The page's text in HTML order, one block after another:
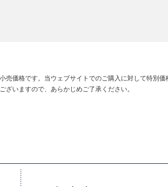
売価格です。当ウェブサイトでのご購入に対して特別
いますので、あらかじめご了承ください。